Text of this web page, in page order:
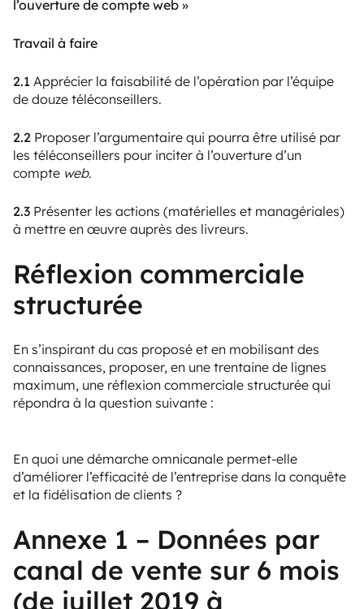
l’ouverture de compte web »
Travail à faire
2.1 Apprécier la faisabilité de l’opération par l’équipe
de douze téléconseillers.
2.2 Proposer l’argumentaire qui pourra être utilisé par
les téléconseillers pour inciter à l’ouverture d’un
compte web.
2.3 Présenter les actions (matérielles et managériales)
à mettre en œuvre auprès des livreurs.
Réflexion commerciale
structurée
En s’inspirant du cas proposé et en mobilisant des
connaissances, proposer, en une trentaine de lignes
maximum, une réflexion commerciale structurée qui
répondra à la question suivante :
En quoi une démarche omnicanale permet-elle
d’améliorer l’efficacité de l’entreprise dans la conquête
et la fidélisation de clients ?
Annexe 1 – Données par
canal de vente sur 6 mois
(de juillet 2019 à